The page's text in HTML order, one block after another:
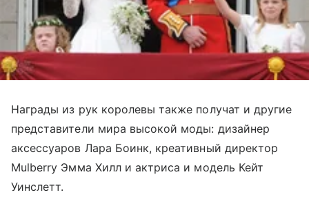
Награды из рук королевы также получат и другие
представители мира высокой моды: дизайнер
аксессуаров Лара Боинк, креативный директор
Mulberry Эмма Хилл и актриса и модель Кейт
Уинслетт.